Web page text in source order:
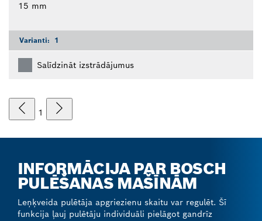
15 mm
Varianti: 1
Salīdzināt izstrādājumus
1
INFORMĀCIJA PAR BOSCH
PULĒŠANAS MAŠĪNĀM
Leņķveida pulētāja apgriezienu skaitu var regulēt. Šī
funkcija ļauj pulētāju individuāli pielāgot gandrīz